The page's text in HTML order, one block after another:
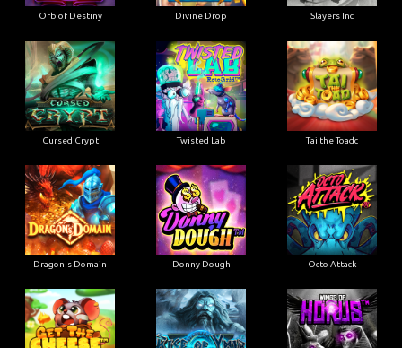
Orb of Destiny Divine Drop Slayers Inc
Cursed Crypt Twisted Lab Tai the Toadc
Dragon's Domain Donny Dough Octo Attack